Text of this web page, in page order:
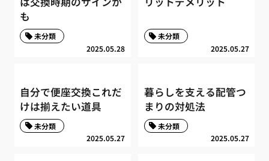
も
2025.05.28
未分類
2025.05.27
未分類
自分で便座交換これだ
けは揃えたい道具
2025.05.27
未分類
暮らしを支える配管つ
まりの対処法
2025.05.27
未分類